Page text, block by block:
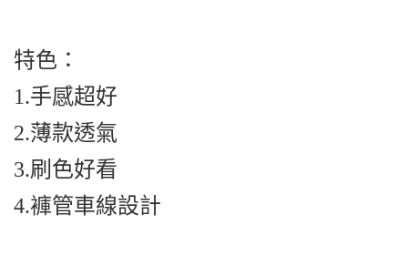
特色：
1.手感超好
2.薄款透氣
3.刷色好看
4.褲管車線設計